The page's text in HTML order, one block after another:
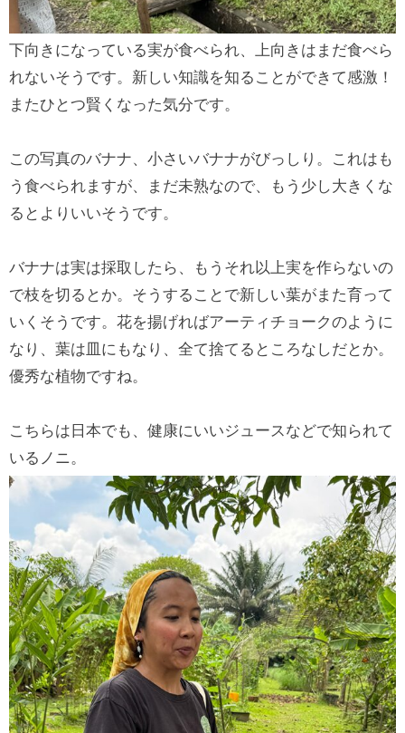
下向きになっている実が食べられ、上向きはまだ食べら
れないそうです。新しい知識を知ることができて感激！
またひとつ賢くなった気分です。
この写真のバナナ、小さいバナナがびっしり。これはも
う食べられますが、まだ未熟なので、もう少し大きくな
るとよりいいそうです。
バナナは実は採取したら、もうそれ以上実を作らないの
で枝を切るとか。そうすることで新しい葉がまた育って
いくそうです。花を揚げればアーティチョークのように
なり、葉は皿にもなり、全て捨てるところなしだとか。
優秀な植物ですね。
こちらは日本でも、健康にいいジュースなどで知られて
いるノニ。